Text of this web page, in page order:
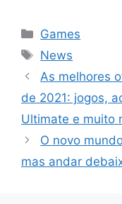
Categorias
Games
Tags
News
As melhores
de 2021: jogos,
Ultimate e muito
O novo
mas andar